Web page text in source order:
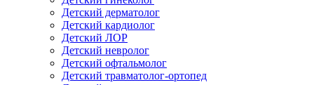
Детский дерматолог
Детский кардиолог
Детский ЛОР
Детский невролог
Детский офтальмолог
Детский травматолог-ортопед